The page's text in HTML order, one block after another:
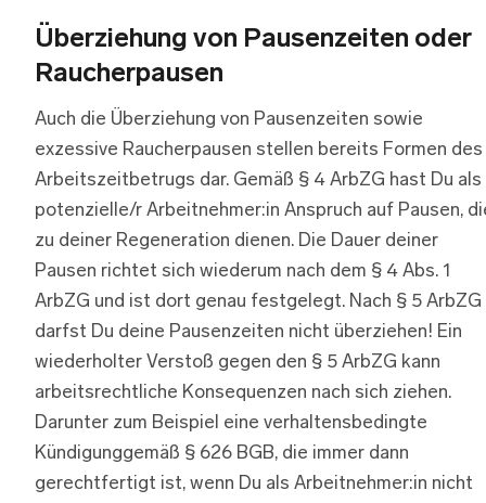
Überziehung von Pausenzeiten oder
Raucherpausen
Auch die Überziehung von Pausenzeiten sowie
exzessive Raucherpausen stellen bereits Formen des
Arbeitszeitbetrugs dar. Gemäß § 4 ArbZG hast Du als
potenzielle/r Arbeitnehmer:in Anspruch auf Pausen,
zu deiner Regeneration dienen. Die Dauer deiner
Pausen richtet sich wiederum nach dem § 4 Abs. 1
ArbZG und ist dort genau festgelegt. Nach § 5 ArbZG
darfst Du deine Pausenzeiten nicht überziehen! Ein
wiederholter Verstoß gegen den § 5 ArbZG kann
arbeitsrechtliche Konsequenzen nach sich ziehen.
Darunter zum Beispiel eine verhaltensbedingte
Kündigunggemäß § 626 BGB, die immer dann
gerechtfertigt ist, wenn Du als Arbeitnehmer:in nicht